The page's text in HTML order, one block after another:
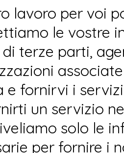
lavoro per voi
le vostre
terze parti,
e fornirvi i
un servizio
solo le
per fornire i